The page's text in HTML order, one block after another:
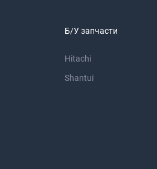
Б/У запчасти
Hitachi
Shantui